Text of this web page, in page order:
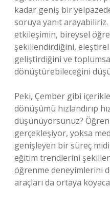
kadar geniş bir
soruya yanıt
etkileşimin, bireysel
şekillendirdiğini,
geliştirdiğini ve toplumsal
dönüştürebileceğini
Peki, Çember gibi
dönüşümü hızlandırıp
düşünüyorsunuz?
gerçekleşiyor, yoksa
genişleyen bir süreç
eğitim trendlerini
öğrenme deneyimlerini
araçları da ortaya